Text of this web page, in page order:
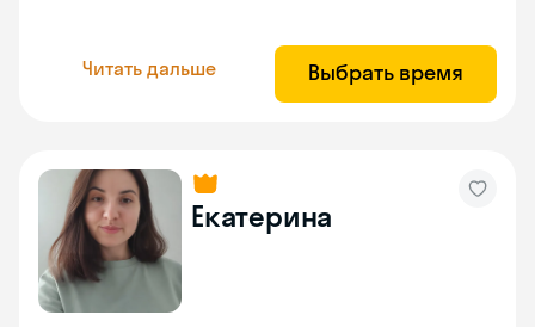
Читать дальше Выбрать время
Екатерина